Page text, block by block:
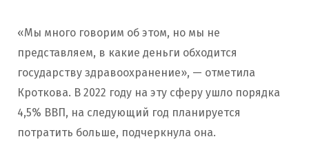
«Мы много говорим об этом, но мы не
представляем, в какие деньги обходится
государству здравоохранение», — отметила
Кроткова. В 2022 году на эту сферу ушло порядка
4,5% ВВП, на следующий год планируется
потратить больше, подчеркнула она.